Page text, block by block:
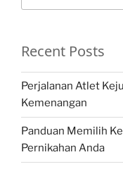
Recent Posts
Perjalanan Atlet
Kemenangan
Panduan Memilih
Pernikahan Anda